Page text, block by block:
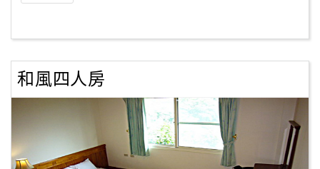
客
服
聯
Line
和風四人房